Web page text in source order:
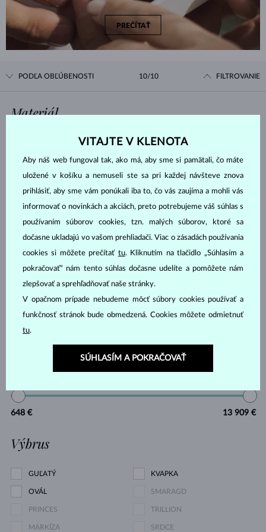
PREČÍTAŤ
PODĽA OBĽÚBENOSTI 10/10 FILTROVANIE
Materiál
ŽLTÉ ZLATO
RUŽOVÉ ZLATO
Drahokam
DIAMANT DIAMANT LAB GROWN
DIAMANT LAB GROWN DIAMANT LAB GROWN
DIAMANT MODRÝ DIAMANT ŽLTÝ
DIAMANT ZELENÝ ZAFÍR MODRÝ
ZAFÍR RUŽOVÝ
648 € 13 909 €
Výbrus
GUĽATÝ KVAPKA
OVÁL SMARAGD
PRINCES TRILLION
MARKÍZA SRDCE
VITAJTE V KLENOTA
Aby náš web fungoval tak, ako má, aby sme si pamätali, čo máte
uložené v košíku a nemuseli ste sa pri každej návšteve znova
prihlásiť, aby sme vám ponúkali iba to, čo vás zaujíma a mohli vás
informovať o novinkách a akciách, preto potrebujeme váš súhlas s
používaním súborov cookies, tzn. malých súborov, ktoré sa
dočasne ukladajú vo vašom prehliadači. Viac o zásadách používania
cookies si môžete prečítať tu. Kliknutím na tlačidlo „Súhlasím a
pokračovať“ nám tento súhlas dočasne udelíte a pomôžete nám
zlepšovať a sprehľadňovať naše stránky.
V opačnom prípade nebudeme môcť súbory cookies používať a
funkčnosť stránok bude obmedzená. Cookies môžete odmietnuť
tu.
SÚHLASÍM A POKRAČOVAŤ